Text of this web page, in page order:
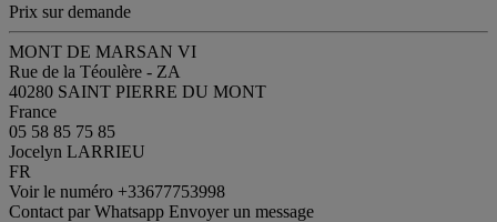
Prix sur demande
MONT DE MARSAN VI
Rue de la Téoulère - ZA
40280 SAINT PIERRE DU MONT
France
05 58 85 75 85
Jocelyn LARRIEU
FR
Voir le numéro +33677753998
Contact par Whatsapp Envoyer un message